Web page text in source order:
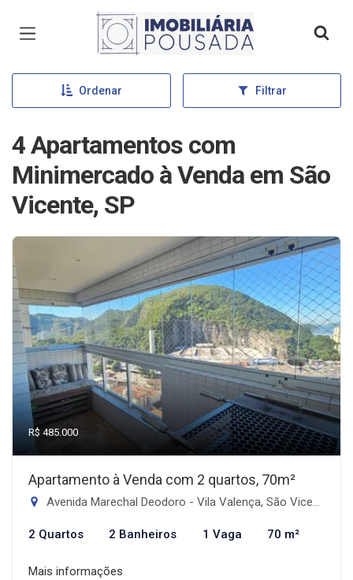
Página inicial
Ordenar Filtrar
4 Apartamentos com
Minimercado à Venda em São
Vicente, SP
R$ 485.000
Apartamento à Venda com 2 quartos, 70m²
Avenida Marechal Deodoro - Vila Valença, São Vicente-SP
2 Quartos 2 Banheiros 1 Vaga 70 m²
Mais informações